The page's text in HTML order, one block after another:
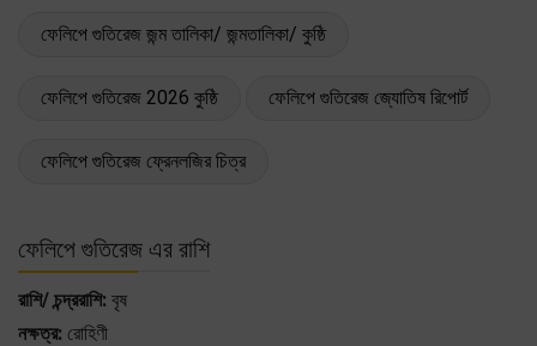
ফেলিপে গুতিরেজ জন্ম তালিকা/ জন্মতালিকা/ কুষ্ঠি
ফেলিপে গুতিরেজ 2026 কুষ্ঠি ফেলিপে গুতিরেজ জ্যোতিষ রিপোর্ট
ফেলিপে গুতিরেজ ফ্রেনলজির চিত্র
ফেলিপে গুতিরেজ এর রাশি
রাশি/ চন্দ্ররাশি: বৃষ
নক্ষত্র: রোহিণী